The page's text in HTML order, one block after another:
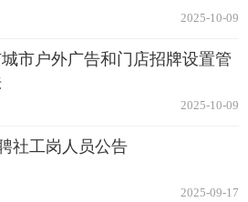
2025-10-09
市户外广告和门店招牌设置管
2025-10-09
社工岗人员公告
2025-09-17